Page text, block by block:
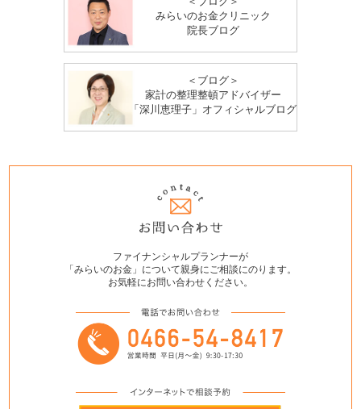
みらいのお金クリニック
院長ブログ
＜ブログ＞
家計の整理整頓アドバイザー
「深川恵理子」オフィシャルブログ
ファイナンシャルプランナーが
「みらいのお金」について親身にご相談にのります。
お気軽にお問い合わせください。